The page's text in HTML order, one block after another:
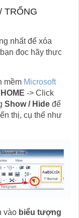
TRỐNG
nhất để xóa
đọc hãy thực
mềm Microsoft
HOME -> Click
Show / Hide để
thị, cụ thể như
vào biểu tượng